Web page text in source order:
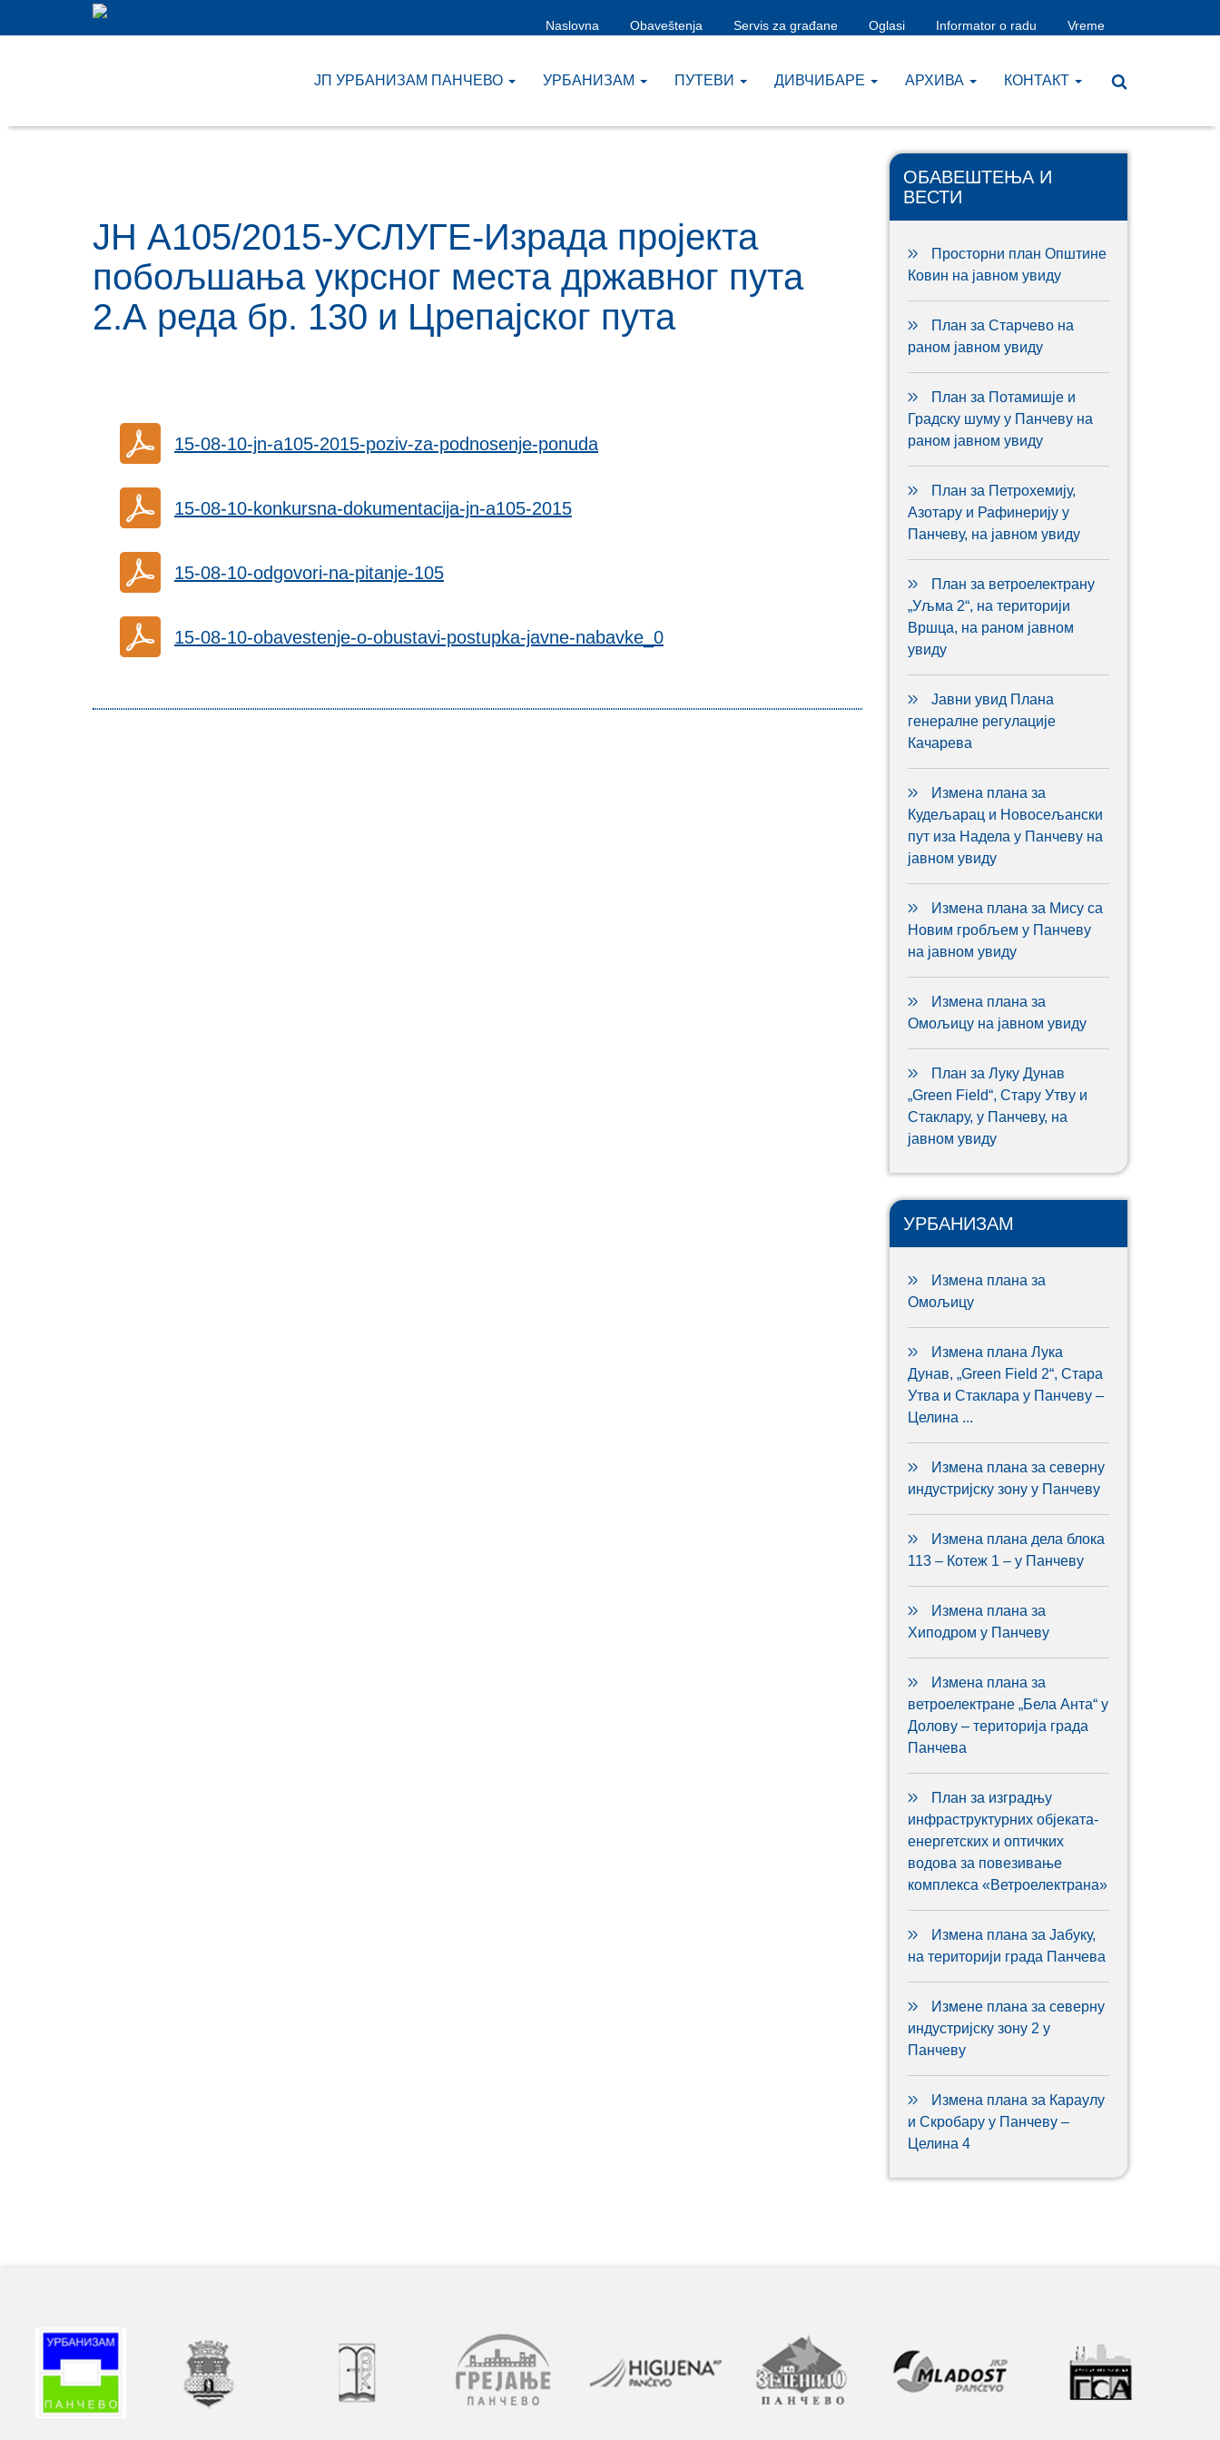
Naslovna Obaveštenja Servis za građane Oglasi Informator o radu Vreme
ЈП УРБАНИЗАМ ПАНЧЕВО УРБАНИЗАМ ПУТЕВИ ДИВЧИБАРЕ AРХИВА КОНТАКТ
JН А105/2015-УСЛУГЕ-Израда пројекта
побољшања укрсног места државног пута
2.А реда бр. 130 и Црепајског пута
15-08-10-jn-a105-2015-poziv-za-podnosenje-ponuda
15-08-10-konkursna-dokumentacija-jn-a105-2015
15-08-10-odgovori-na-pitanje-105
15-08-10-obavestenje-o-obustavi-postupka-javne-nabavke_0
ОБАВЕШТЕЊА И
ВЕСТИ
Просторни план Општине
Ковин на јавном увиду
План за Старчево на
раном јавном увиду
План за Потамишје и
Градску шуму у Панчеву на
раном јавном увиду
План за Петрохемију,
Азотару и Рафинерију у
Панчеву, на јавном увиду
План за ветроелектрану
„Уљма 2“, на територији
Вршца, на раном јавном
увиду
Јавни увид Плана
генералне регулације
Качарева
Измена плана за
Кудељарац и Новосељански
пут иза Надела у Панчеву на
јавном увиду
Измена плана за Мису са
Новим гробљем у Панчеву
на јавном увиду
Измена плана за
Омољицу на јавном увиду
План за Луку Дунав
„Green Field“, Стару Утву и
Стаклару, у Панчеву, на
јавном увиду
УРБАНИЗАМ
Измена плана за
Омољицу
Измена плана Лука
Дунав, „Green Field 2“, Стара
Утва и Стаклара у Панчеву –
Целина ...
Измена плана за северну
индустријску зону у Панчеву
Измена плана дела блока
113 – Котеж 1 – у Панчеву
Измена плана за
Хиподром у Панчеву
Измена плана за
ветроелектране „Бела Анта“ у
Долову – територија града
Панчева
План за изградњу
инфраструктурних објеката-
енергетских и оптичких
водова за повезивање
комплекса «Ветроелектрана»
Измена плана за Јабуку,
на територији града Панчева
Измене плана за северну
индустријску зону 2 у
Панчеву
Измена плана за Караулу
и Скробару у Панчеву –
Целина 4